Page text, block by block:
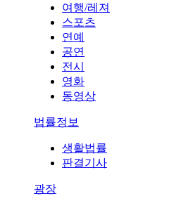
여행/레져
스포츠
연예
공연
전시
영화
동영상
법률정보
생활법률
판결기사
광장